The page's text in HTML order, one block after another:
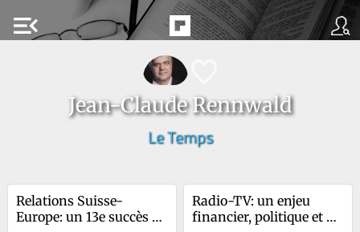
menu_open
Jean-Claude Rennwald
Le Temps
Relations Suisse-
Europe: un 13e succès
Radio-TV: un enjeu
financier, politique et